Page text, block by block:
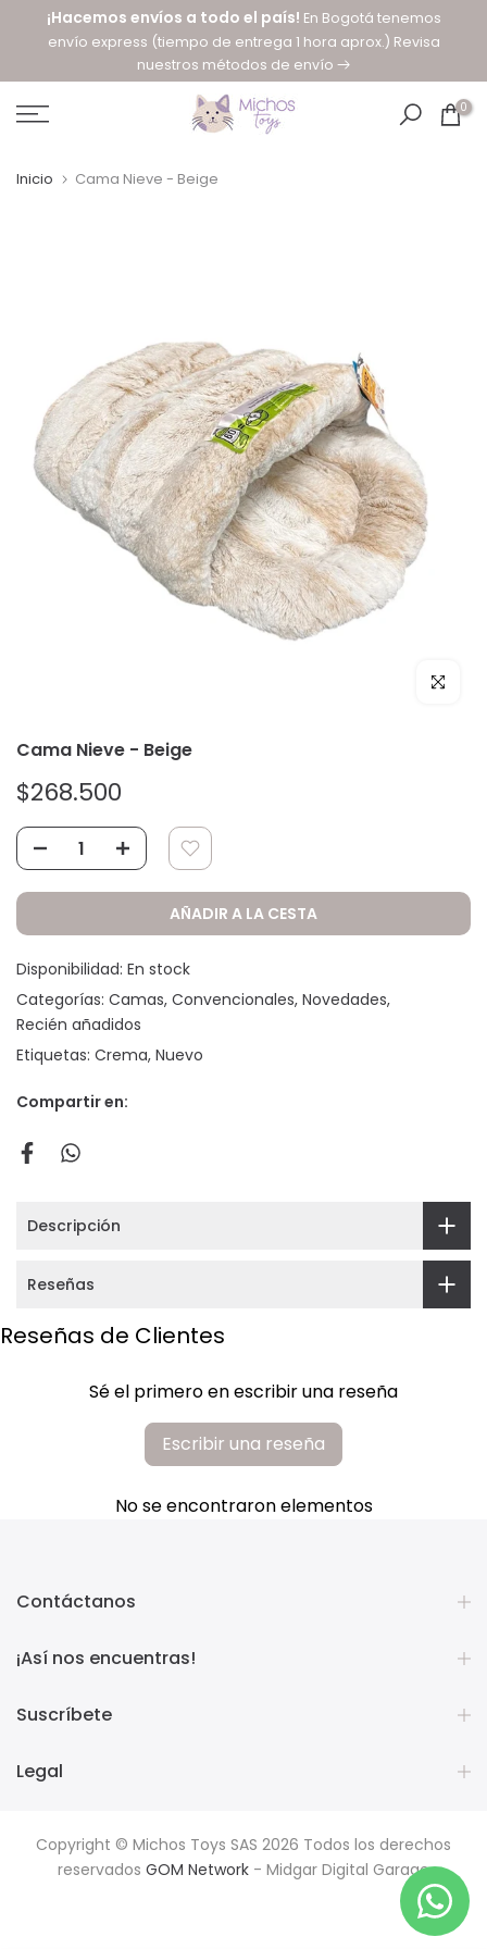
saltar¡Hacemos envíos a todo el país! En Bogotá tenemos
envío express (tiempo de entrega 1 hora aprox.) Revisa
nuestros métodos de envío
0
Inicio Cama Nieve - Beige
Click
Cama Nieve - Beige
$268.500
AÑADIR A LA CESTA
Disponibilidad: En stock
Categorías: Camas Convencionales Novedades
Recién añadidos
Etiquetas: Crema Nuevo
Compartir en:
Descripción
Reseñas
Reseñas de Clientes
Sé el primero en escribir una reseña
Escribir una reseña
No se encontraron elementos
Contáctanos
¡Así nos encuentras!
Suscríbete
Legal
Copyright © Michos Toys SAS 2026 Todos los derechos
reservados GOM Network - Midgar Digital Garage